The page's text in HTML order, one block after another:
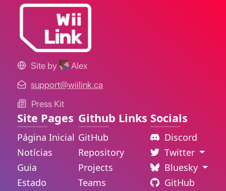
Site by
Alex
support@wiilink.ca
Press Kit
Site Pages
Página Inicial
Notícias
Guia
Estado
Github Links
GitHub
Repository
Projects
Teams
Socials
Discord
Twitter
Bluesky
GitHub